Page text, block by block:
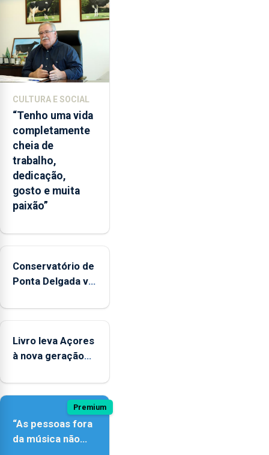
instituição
CULTURA E SOCIAL
“Tenho uma vida
completamente
cheia de
trabalho,
dedicação,
gosto e muita
paixão”
Conservatório de
Ponta Delgada vai
novos
Livro leva Açores
à nova geração
Premium
“As pessoas fora
da música não